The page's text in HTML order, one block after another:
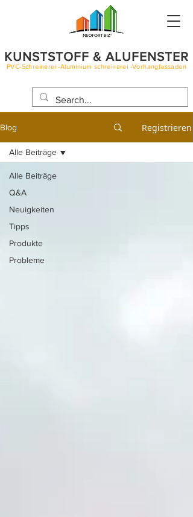
KUNSTSTOFF & ALUFENSTER
PVC-Schreinerei -Aluminium schreinerei -Vorhangfassaden
Blog Registrieren
Alle Beiträge
Q&A
Neuigkeiten
Tipps
Produkte
Probleme
Alle Beiträge